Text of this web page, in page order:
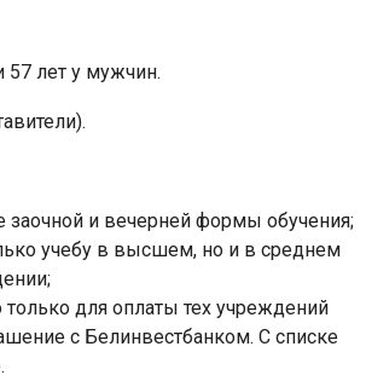
57 лет у мужчин.
заочной и вечерней формы обучения;
учебу в высшем, но и в среднем
для оплаты тех учреждений
с Белинвестбанком. С списке